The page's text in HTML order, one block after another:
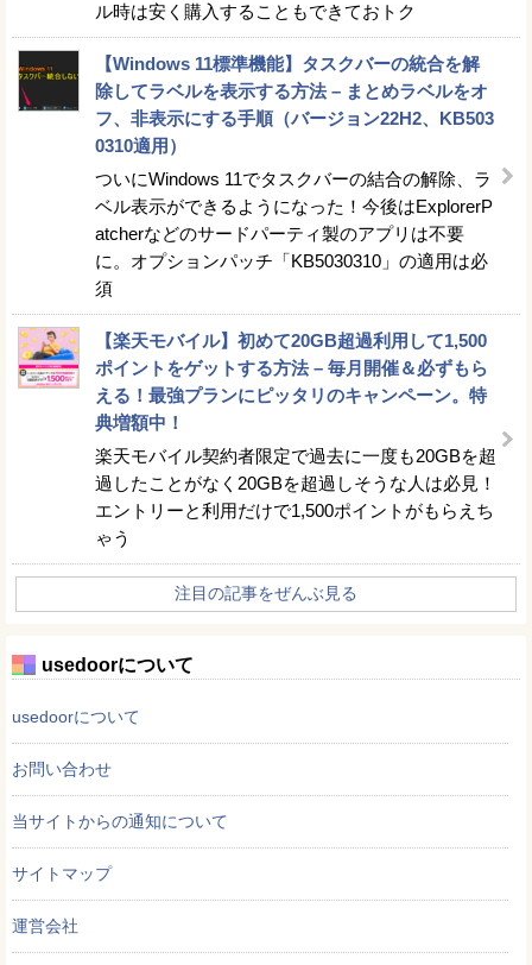
ル時は安く購入することもできておトク
【Windows 11標準機能】タスクバーの統合を解
除してラベルを表示する方法 – まとめラベルをオ
フ、非表示にする手順（バージョン22H2、KB503
0310適用）
ついにWindows 11でタスクバーの結合の解除、ラ
ベル表示ができるようになった！今後はExplorerP
atcherなどのサードパーティ製のアプリは不要
に。オプションパッチ「KB5030310」の適用は必
須
【楽天モバイル】初めて20GB超過利用して1,500
ポイントをゲットする方法 – 毎月開催＆必ずもら
える！最強プランにピッタリのキャンペーン。特
典増額中！
楽天モバイル契約者限定で過去に一度も20GBを超
過したことがなく20GBを超過しそうな人は必見！
エントリーと利用だけで1,500ポイントがもらえち
ゃう
注目の記事をぜんぶ見る
usedoorについて
usedoorについて
お問い合わせ
当サイトからの通知について
サイトマップ
運営会社